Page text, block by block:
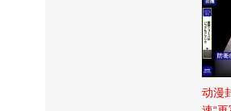
动漫